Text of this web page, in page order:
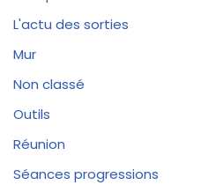
L'actu des sorties
Mur
Non classé
Outils
Réunion
Séances progressions